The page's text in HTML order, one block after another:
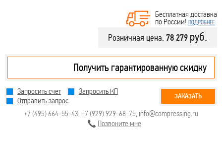
Бесплатная доставка
по России! ПОДРОБНЕЕ
Розничная цена: 78 279 руб.
Получить гарантированную скидку
Запросить счет
Запросить КП
Отправить запрос
ЗАКАЗАТЬ
+7 (495) 664-55-43 +7 (929) 929-68-75 info@compressing.ru
Позвоните мне